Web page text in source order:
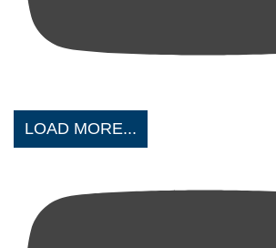
LOAD MORE...